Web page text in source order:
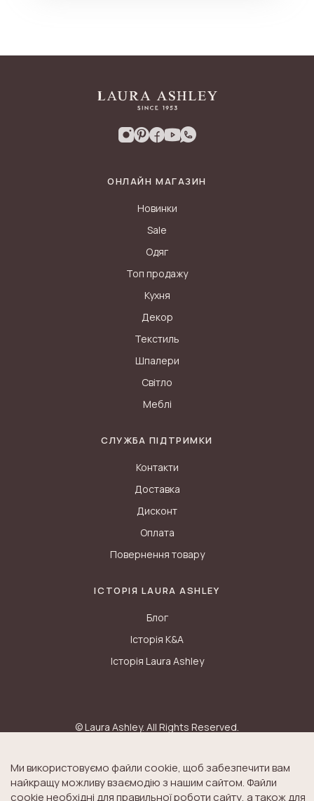
ОНЛАЙН МАГАЗИН
Новинки
Sale
Одяг
Топ продажу
Кухня
Декор
Текстиль
Шпалери
Світло
Меблі
СЛУЖБА ПІДТРИМКИ
Контакти
Доставка
Дисконт
Оплата
Повернення товару
ІСТОРІЯ LAURA ASHLEY
Блог
Історія K&A
Історія Laura Ashley
© Laura Ashley. All Rights Reserved.
Ми використовуємо файли cookie, щоб забезпечити вам
найкращу можливу взаємодію з нашим сайтом. Файли
cookie необхідні для правильної роботи сайту, а також для